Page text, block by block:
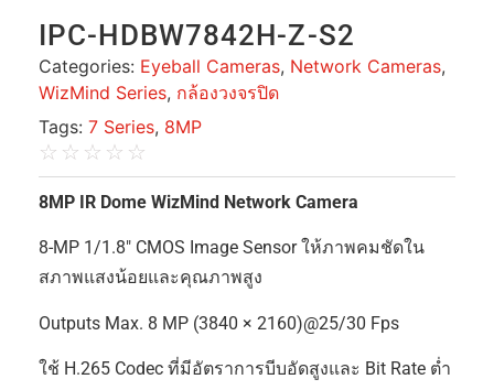
IPC-HDBW7842H-Z-S2
Categories: Eyeball Cameras, Network Cameras,
WizMind Series, กล้องวงจรปิด
Tags: 7 Series, 8MP
☆ ☆ ☆ ☆ ☆
8MP IR Dome WizMind Network Camera
8-MP 1/1.8″ CMOS Image Sensor ให้ภาพคมชัดใน
สภาพแสงน้อยและคุณภาพสูง
Outputs Max. 8 MP (3840 × 2160)@25/30 Fps
ใช้ H.265 Codec ที่มีอัตราการบีบอัดสูงและ Bit Rate ต่ำ